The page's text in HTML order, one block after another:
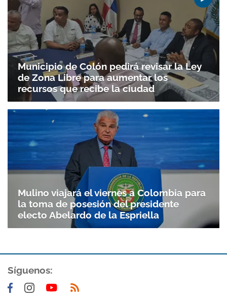
Gracias por suscribirte a nuestro boletín.
Municipio de Colón pedirá revisar la Ley
de Zona Libre para aumentar los
recursos que recibe la ciudad
Mulino viajará el viernes a Colombia para
la toma de posesión del presidente
electo Abelardo de la Espriella
Síguenos: